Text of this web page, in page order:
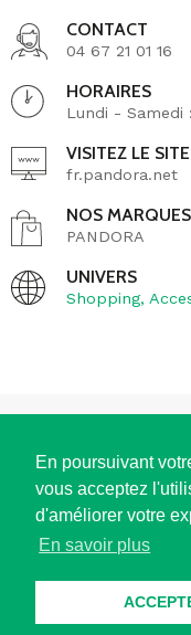
En poursuivant
vous acceptez
d'améliorer votre
En savoir plus
CONTACT
04 67 21 01 16
HORAIRES
Lundi - Samedi
VISITEZ LE SITE
fr.pandora.net
NOS MARQUES
PANDORA
UNIVERS
Shopping,
HORAIRES